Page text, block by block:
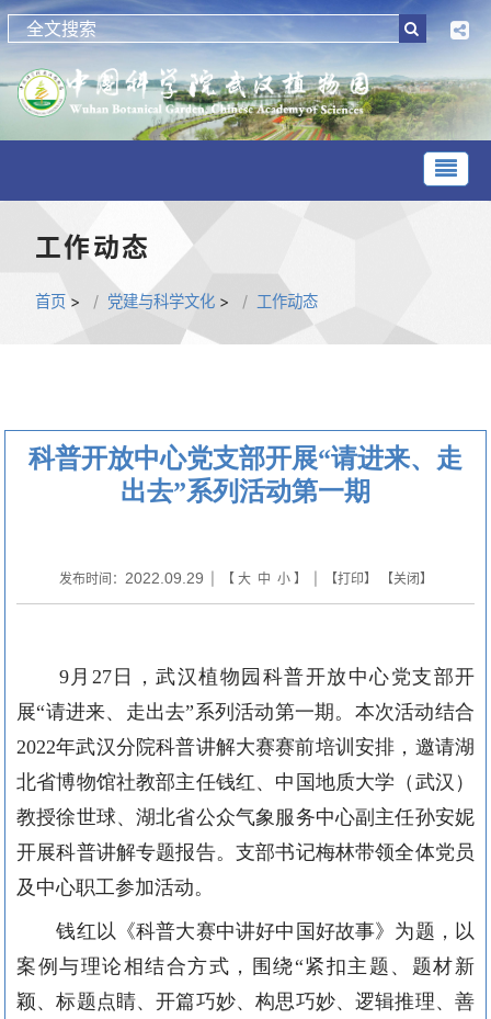
工作动态
首页 > 党建与科学文化 > 工作动态
科普开放中心党支部开展“请进来、走
出去”系列活动第一期
发布时间： 2022.09.29 | 【 大 中 小】 | 【打印】 【关闭】
9月27日，武汉植物园科普开放中心党支部开
展“请进来、走出去”系列活动第一期。本次活动结合
2022年武汉分院科普讲解大赛赛前培训安排，邀请湖
北省博物馆社教部主任钱红、 中国地质大学（武汉）
教授徐世球、湖北省公众气象服务中心副主任孙安妮
开展科普讲解专题报告。支部书记梅林带领全体党员
及中心职工参加活动。
钱红以《科普大赛中讲好中国好故事》为题，以
案例与理论相结合方式，围绕“紧扣主题、题材新
颖、标题点睛、开篇巧妙、构思巧妙、逻辑推理、善